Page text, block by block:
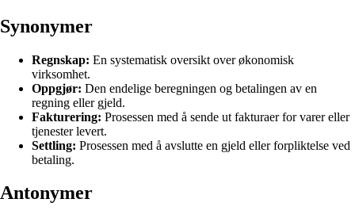
Synonymer
Regnskap: En systematisk oversikt over økonomisk
virksomhet.
Oppgjør: Den endelige beregningen og betalingen av en
regning eller gjeld.
Fakturering: Prosessen med å sende ut fakturaer for varer eller
tjenester levert.
Settling: Prosessen med å avslutte en gjeld eller forpliktelse ved
betaling.
Antonymer